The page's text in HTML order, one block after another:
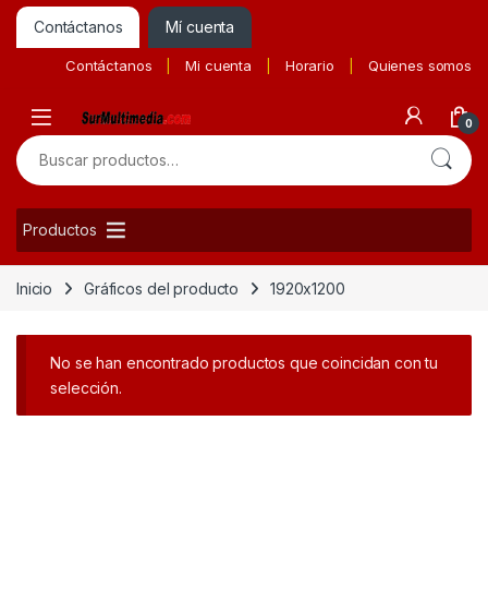
Contáctanos Mí cuenta
Contáctanos Mi cuenta Horario Quienes somos
0
Buscar por:
Productos
Inicio Gráficos del producto 1920x1200
No se han encontrado productos que coincidan con tu
selección.